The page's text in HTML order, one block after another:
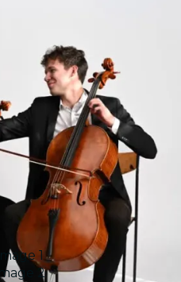
Image 1
Image 2